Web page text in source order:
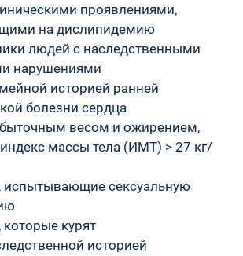
проявлениями,
на дислипидемию
людей с наследственными
нарушениями
историей ранней
болезни сердца
весом и ожирением,
массы тела (ИМТ) > 27 кг/
испытывающие сексуальную
курят
историей